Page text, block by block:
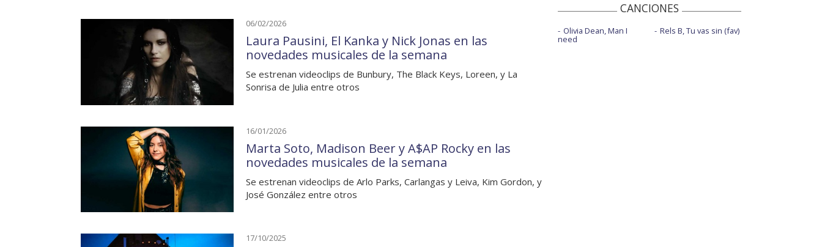
06/02/2026
Laura Pausini, El Kanka y Nick Jonas en las
novedades musicales de la semana
Se estrenan videoclips de Bunbury, The Black Keys, Loreen, y La
Sonrisa de Julia entre otros
16/01/2026
Marta Soto, Madison Beer y A$AP Rocky en las
novedades musicales de la semana
Se estrenan videoclips de Arlo Parks, Carlangas y Leiva, Kim Gordon, y
José González entre otros
17/10/2025
CANCIONES
Olivia Dean, Man I
need
Rels B, Tu vas sin (fav)